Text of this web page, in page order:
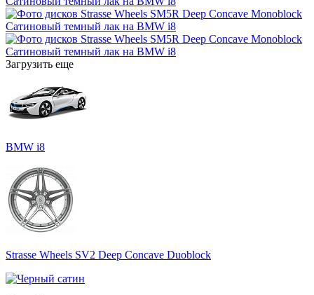
Загрузить еще
BMW i8
Strasse Wheels SV2 Deep Concave Duoblock